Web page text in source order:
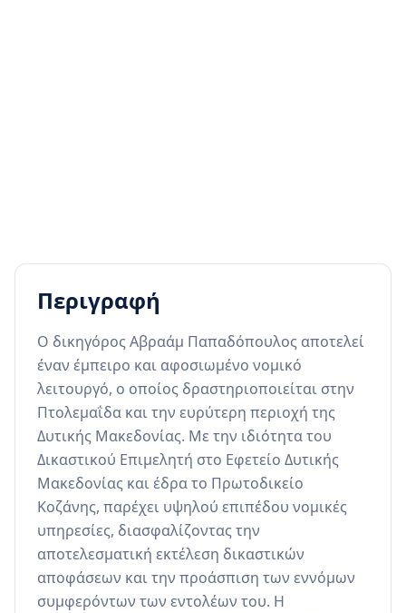
Περιγραφή
Ο δικηγόρος Αβραάμ Παπαδόπουλος αποτελεί
έναν έμπειρο και αφοσιωμένο νομικό
λειτουργό, ο οποίος δραστηριοποιείται στην
Πτολεμαΐδα και την ευρύτερη περιοχή της
Δυτικής Μακεδονίας. Με την ιδιότητα του
Δικαστικού Επιμελητή στο Εφετείο Δυτικής
Μακεδονίας και έδρα το Πρωτοδικείο
Κοζάνης, παρέχει υψηλού επιπέδου νομικές
υπηρεσίες, διασφαλίζοντας την
αποτελεσματική εκτέλεση δικαστικών
αποφάσεων και την προάσπιση των εννόμων
συμφερόντων των εντολέων του. Η